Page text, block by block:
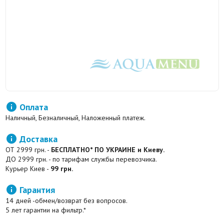
 Оплата
Наличный, Безналичный, Наложенный платеж.
 Доставка
ОТ 2999 грн. - БЕСПЛАТНО* ПО УКРАИНЕ и Киеву.
ДО 2999 грн. - по тарифам службы перевозчика.
Курьер Киев - 99 грн.
 Гарантия
14 дней -обмен/возврат без вопросов.
5 лет гарантии на фильтр.*